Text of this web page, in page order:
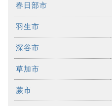
春日部市
羽生市
深谷市
草加市
蕨市